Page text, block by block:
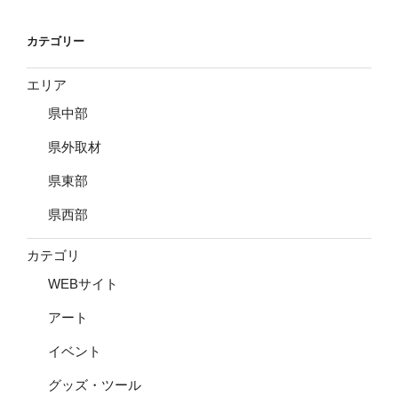
カテゴリー
エリア
県中部
県外取材
県東部
県西部
カテゴリ
WEBサイト
アート
イベント
グッズ・ツール